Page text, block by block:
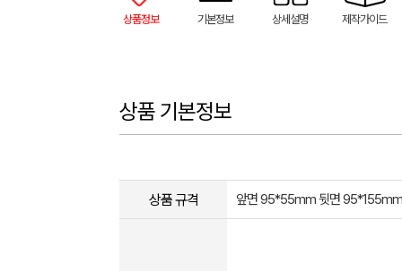
상품정보 기본정보 상세설명 제작가이드
상품 기본정보
상품 규격 앞면 95*55mm 뒷면 95*155mm